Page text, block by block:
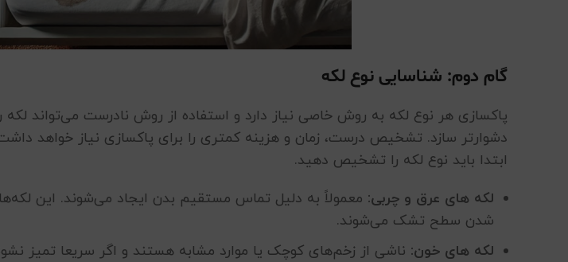
گام دوم: شناسایی نوع لکه
پاکسازی هر نوع لکه به روش خاصی نیاز دارد و استفاده از روش نادرست می‌تواند لکه
دشوارتر سازد. تشخیص درست، زمان و هزینه کمتری را برای پاکسازی نیاز خواهد داشت.
ابتدا باید نوع لکه را تشخیص دهید.
لکه های عرق و چربی: معمولاً به دلیل تماس مستقیم بدن ایجاد می‌شوند. این لکه‌ها
شدن سطح تشک می‌شوند.
لکه های خون: ناشی از زخم‌های کوچک یا موارد مشابه هستند و اگر سریعا تمیز